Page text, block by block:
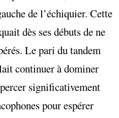
de l’échiquier. Cette
dès ses débuts de ne
Le pari du tandem
continuer à dominer
significativement
pour espérer